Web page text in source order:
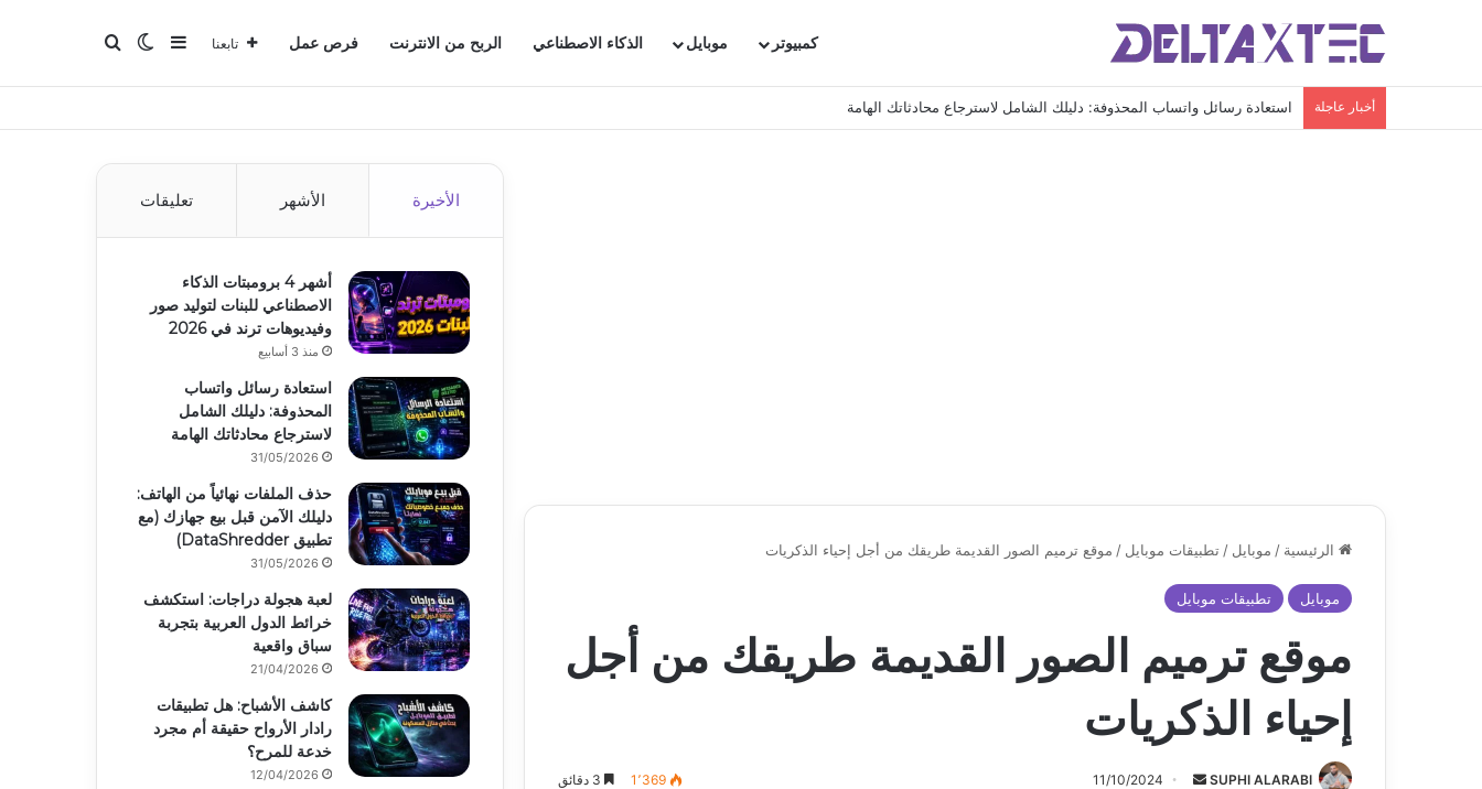
كمبيوتر موبايل الذكاء الاصطناعي الربح من الانترنت فرص عمل تابعنا إضافة عمود جانبي
الوضع المظلم
بحث عن
أخبار عاجلة استعادة رسائل واتساب المحذوفة: دليلك الشامل لاسترجاع محادثاتك الهامة
الرئيسية / موبايل / تطبيقات موبايل / موقع ترميم الصور القديمة طريقك من أجل إحياء الذكريات
موبايل تطبيقات موبايل
موقع ترميم الصور القديمة طريقك من أجل
إحياء الذكريات
SUPHI ALARABI
أرسل 11/10/2024 1٬369
الأخيرة الأشهر تعليقات
أشهر 4 برومبتات الذكاء
الاصطناعي للبنات لتوليد صور
وفيديوهات ترند في 2026
منذ 3 أسابيع
استعادة رسائل واتساب
المحذوفة: دليلك الشامل
لاسترجاع محادثاتك الهامة
31/05/2026
حذف الملفات نهائياً من الهاتف:
دليلك الآمن قبل بيع جهازك (مع
تطبيق DataShredder)
31/05/2026
لعبة هجولة دراجات: استكشف
خرائط الدول العربية بتجربة
سباق واقعية
21/04/2026
كاشف الأشباح: هل تطبيقات
رادار الأرواح حقيقة أم مجرد
خدعة للمرح؟
12/04/2026